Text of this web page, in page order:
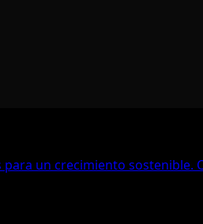
un crecimiento sostenible.